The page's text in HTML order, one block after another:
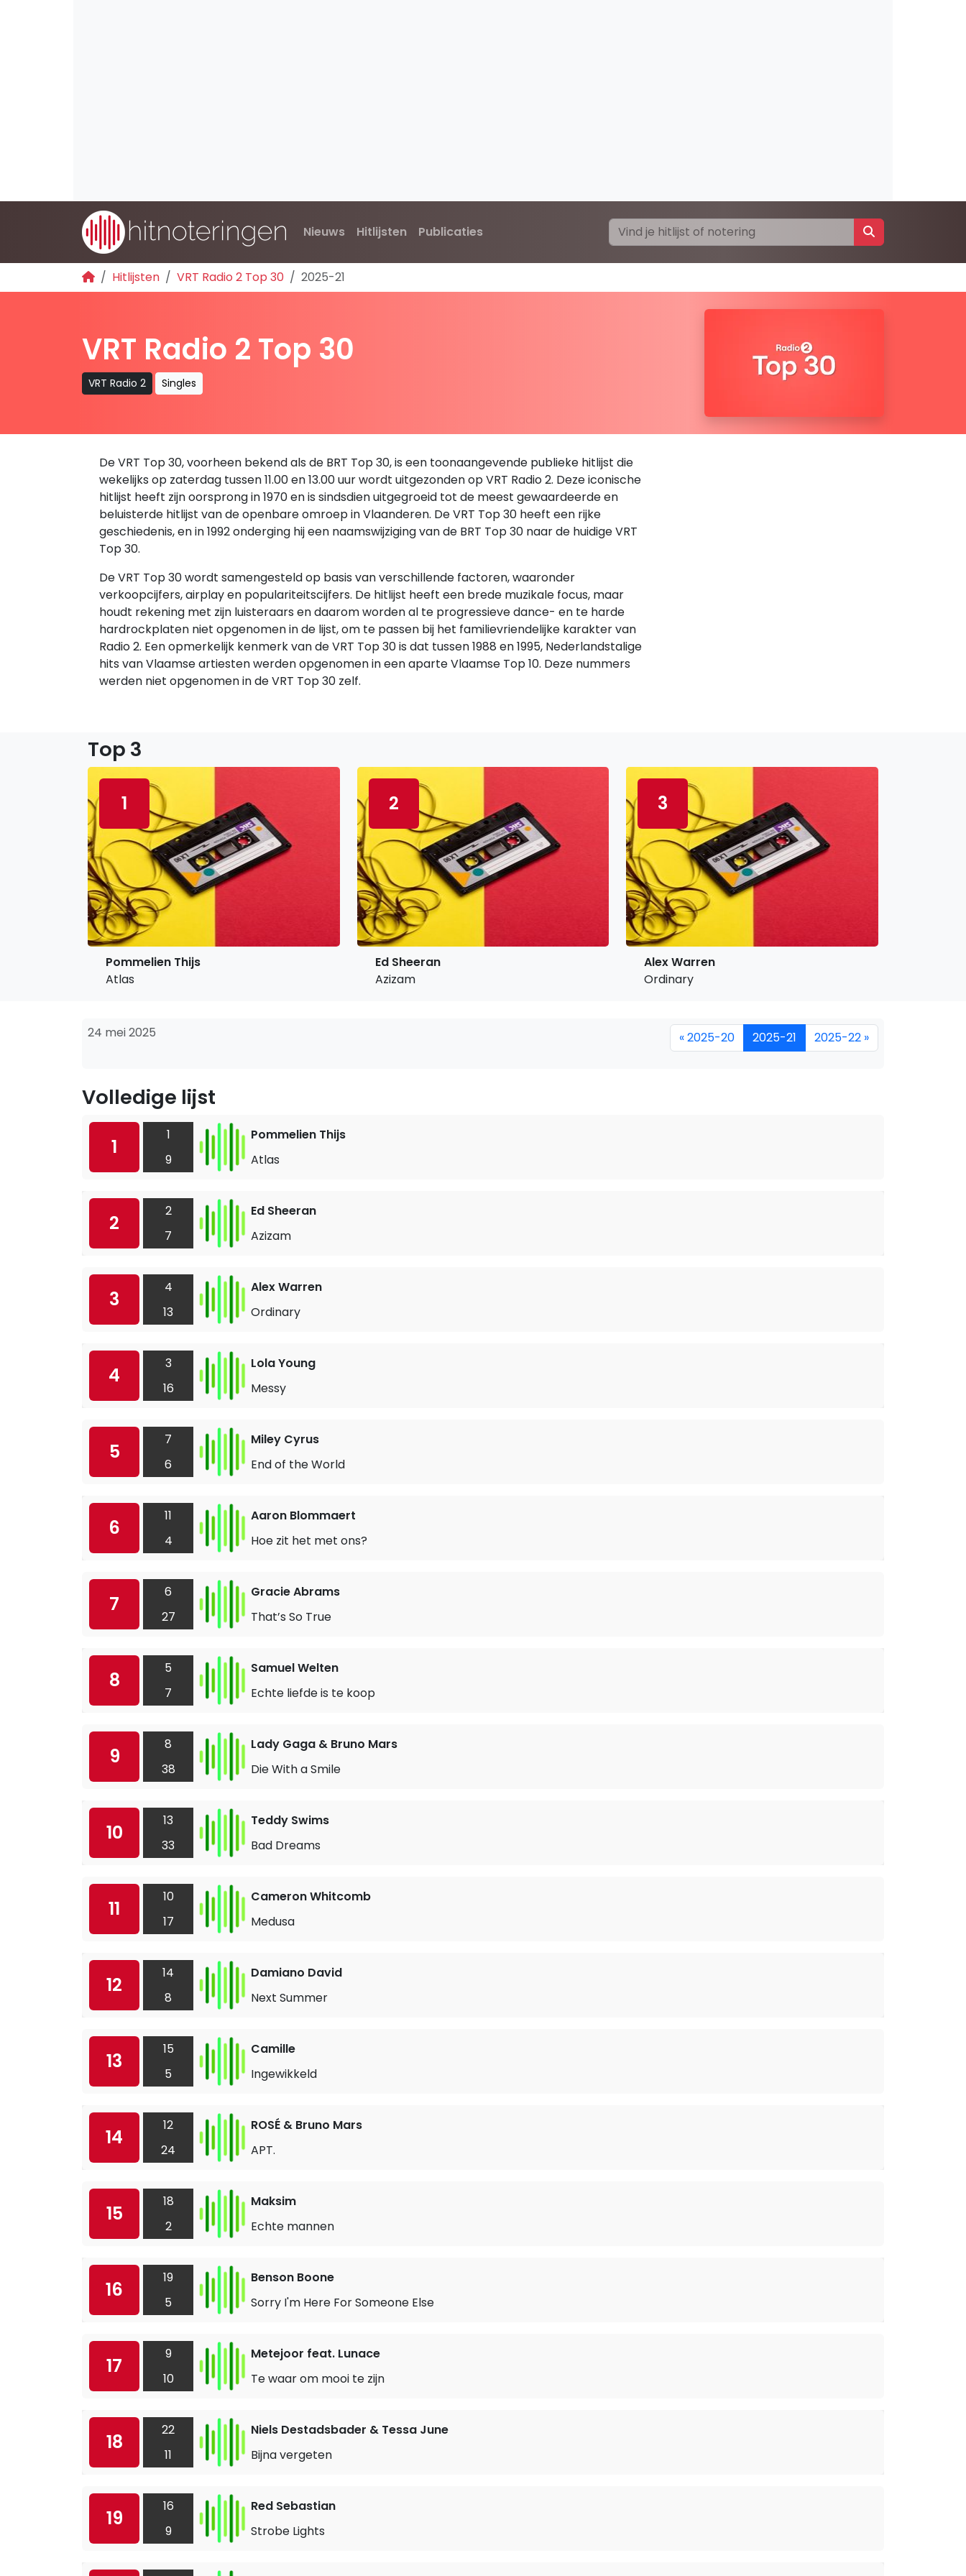
Nieuws Hitlijsten Publicaties
Hitlijsten VRT Radio 2 Top 30 2025-21
VRT Radio 2 Top 30
VRT Radio 2 Singles
De VRT Top 30, voorheen bekend als de BRT Top 30, is een toonaangevende publieke hitlijst die
wekelijks op zaterdag tussen 11.00 en 13.00 uur wordt uitgezonden op VRT Radio 2. Deze iconische
hitlijst heeft zijn oorsprong in 1970 en is sindsdien uitgegroeid tot de meest gewaardeerde en
beluisterde hitlijst van de openbare omroep in Vlaanderen. De VRT Top 30 heeft een rijke
geschiedenis, en in 1992 onderging hij een naamswijziging van de BRT Top 30 naar de huidige VRT
Top 30.
De VRT Top 30 wordt samengesteld op basis van verschillende factoren, waaronder
verkoopcijfers, airplay en populariteitscijfers. De hitlijst heeft een brede muzikale focus, maar
houdt rekening met zijn luisteraars en daarom worden al te progressieve dance- en te harde
hardrockplaten niet opgenomen in de lijst, om te passen bij het familievriendelijke karakter van
Radio 2. Een opmerkelijk kenmerk van de VRT Top 30 is dat tussen 1988 en 1995, Nederlandstalige
hits van Vlaamse artiesten werden opgenomen in een aparte Vlaamse Top 10. Deze nummers
werden niet opgenomen in de VRT Top 30 zelf.
Top 3
1
Pommelien Thijs
Atlas
2
Ed Sheeran
Azizam
3
Alex Warren
Ordinary
24 mei 2025 « 2025-20 2025-21 2025-22 »
Volledige lijst
1
1
9
Pommelien Thijs
Atlas
2
2
7
Ed Sheeran
Azizam
3
4
13
Alex Warren
Ordinary
4
3
16
Lola Young
Messy
5
7
6
Miley Cyrus
End of the World
6
11
4
Aaron Blommaert
Hoe zit het met ons?
7
6
27
Gracie Abrams
That’s So True
8
5
7
Samuel Welten
Echte liefde is te koop
9
8
38
Lady Gaga & Bruno Mars
Die With a Smile
10
13
33
Teddy Swims
Bad Dreams
11
10
17
Cameron Whitcomb
Medusa
12
14
8
Damiano David
Next Summer
13
15
5
Camille
Ingewikkeld
14
12
24
ROSÉ & Bruno Mars
APT.
15
18
2
Maksim
Echte mannen
16
19
5
Benson Boone
Sorry I'm Here For Someone Else
17
9
10
Metejoor feat. Lunace
Te waar om mooi te zijn
18
22
11
Niels Destadsbader & Tessa June
Bijna vergeten
19
16
9
Red Sebastian
Strobe Lights